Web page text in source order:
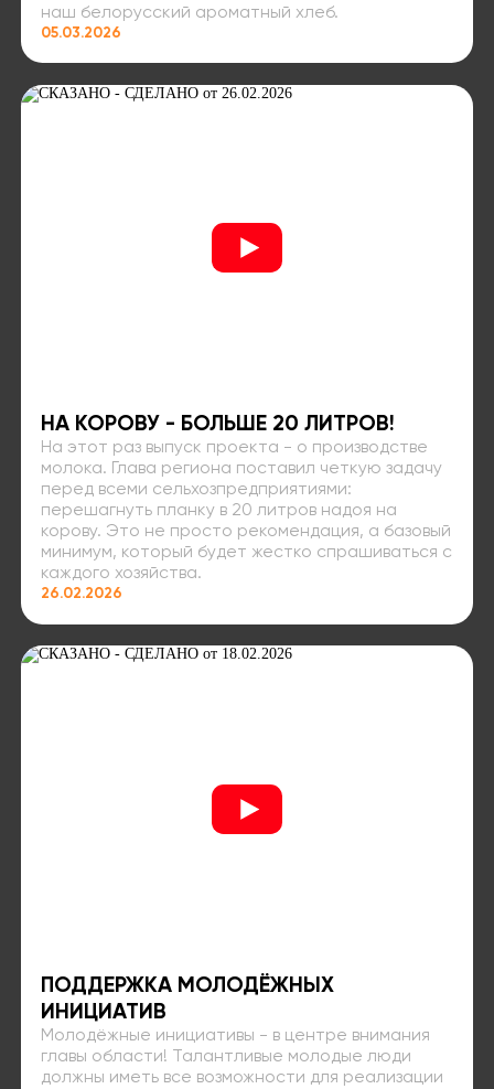
наш белорусский ароматный хлеб.
05.03.2026
НА КОРОВУ - БОЛЬШЕ 20 ЛИТРОВ!
На этот раз выпуск проекта - о производстве
молока. Глава региона поставил четкую задачу
перед всеми сельхозпредприятиями:
перешагнуть планку в 20 литров надоя на
корову. Это не просто рекомендация, а базовый
минимум, который будет жестко спрашиваться с
каждого хозяйства.
26.02.2026
ПОДДЕРЖКА МОЛОДЁЖНЫХ
ИНИЦИАТИВ
Молодёжные инициативы - в центре внимания
главы области! Талантливые молодые люди
должны иметь все возможности для реализации